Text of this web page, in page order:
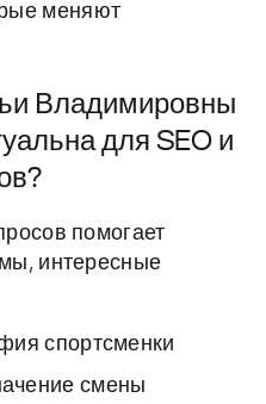
меняют
Владимировны
для SEO и
помогает
интересные
спортсменки
смены